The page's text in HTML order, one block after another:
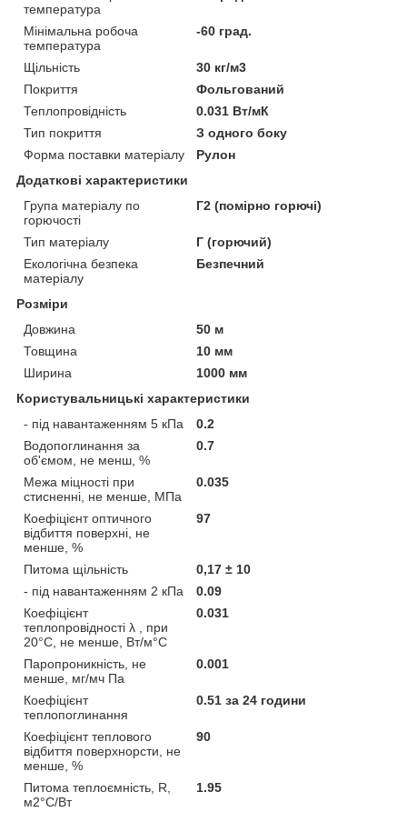
температура
Мінімальна робоча
температура
-60 град.
Щільність
30 кг/м3
Покриття
Фольгований
Теплопровідність
0.031 Вт/мК
Тип покриття
З одного боку
Форма поставки матеріалу
Рулон
Додаткові характеристики
Група матеріалу по
горючості
Г2 (помірно горючі)
Тип матеріалу
Г (горючий)
Екологічна безпека
матеріалу
Безпечний
Розміри
Довжина
50 м
Товщина
10 мм
Ширина
1000 мм
Користувальницькі характеристики
- під навантаженням 5 кПа
0.2
Водопоглинання за
об'ємом, не менш, %
0.7
Межа міцності при
стисненні, не менше, МПа
0.035
Коефіцієнт оптичного
відбиття поверхні, не
менше, %
97
Питома щільність
0,17 ± 10
- під навантаженням 2 кПа
0.09
Коефіцієнт
теплопровідності λ , при
20°С, не менше, Вт/м°C
0.031
Паропроникність, не
менше, мг/мч Па
0.001
Коефіцієнт
теплопоглинання
0.51 за 24 години
Коефіцієнт теплового
відбиття поверхнорсти, не
менше, %
90
Питома теплоємність, R,
м2°С/Вт
1.95